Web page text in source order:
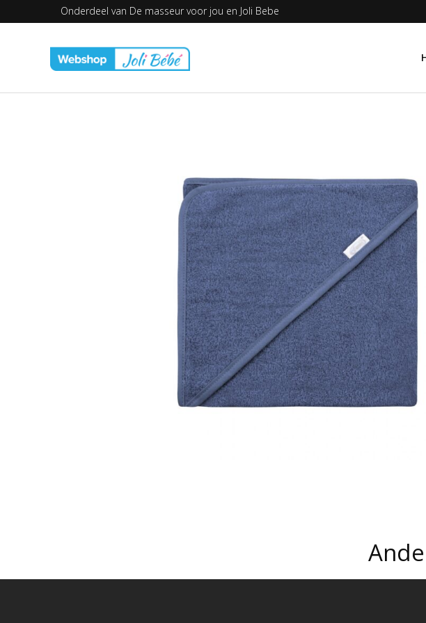
Onderdeel van De masseur voor jou en Joli Bebe